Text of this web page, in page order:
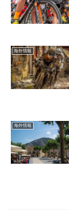
海外情報
海外情報